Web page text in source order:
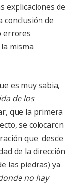
explicaciones de
conclusión de
errores
misma
es muy sabia,
de los
que la primera
se colocaron
que, desde
de la dirección
las piedras) ya
no hay